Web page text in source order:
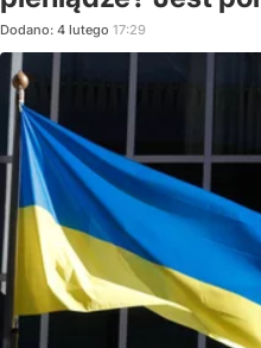
Dodano: 4 lutego 17:29